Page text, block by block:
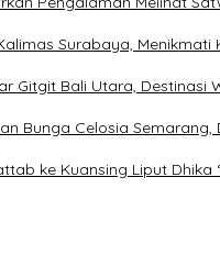
Surabaya,
Gitgit Bali Utara,
Bunga Celosia
ke Kuansing Liput Dhika